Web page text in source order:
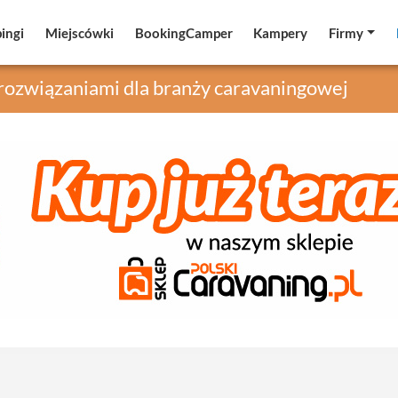
Miejscówki BookingCamper Kampery Firmy
dla branży caravaningowej
Miejscówki BookingCamper Kampery Firmy